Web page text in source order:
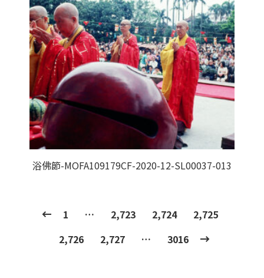
浴佛節-MOFA109179CF-2020-12-SL00037-013
1 … 2,723 2,724
2,725
2,726
2,727 … 3016